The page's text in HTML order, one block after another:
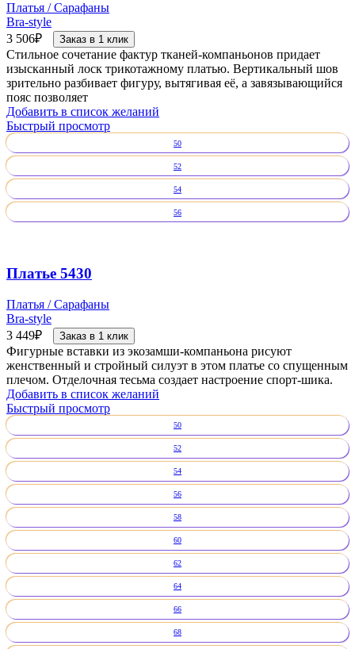
Платья / Сарафаны
Bra-style
3 506₽ Заказ в 1 клик
Стильное сочетание фактур тканей-компаньонов придает
изысканный лоск трикотажному платью. Вертикальный шов
зрительно разбивает фигуру, вытягивая её, а завязывающийся
пояс позволяет
Добавить в список желаний
Быстрый просмотр
50
52
54
56
Платье 5430
Платья / Сарафаны
Bra-style
3 449₽ Заказ в 1 клик
Фигурные вставки из экозамши-компаньона рисуют
женственный и стройный силуэт в этом платье со спущенным
плечом. Отделочная тесьма создает настроение спорт-шика.
Добавить в список желаний
Быстрый просмотр
50
52
54
56
58
60
62
64
66
68